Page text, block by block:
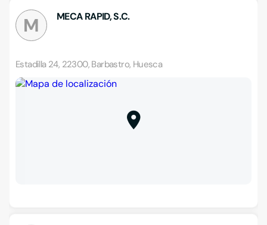
M MECA RAPID, S.C.
Estadilla 24, 22300, Barbastro, Huesca